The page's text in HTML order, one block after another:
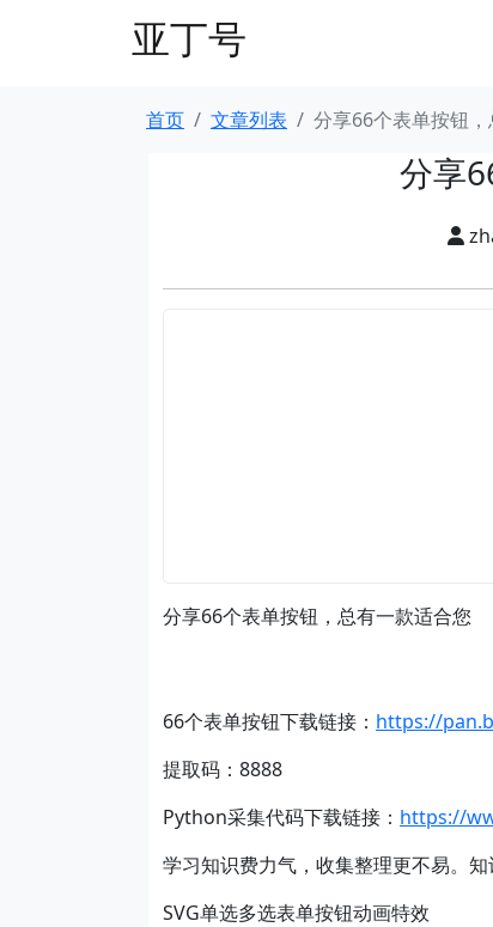
亚丁号
首页 文章列表 分享66个表单按钮
分享
分享66个表单按钮，总有一款适合您
66个表单按钮下载链接： https://
提取码：8888
Python采集代码下载链接： https://
学习知识费力气，收集整理更不易。知
SVG单选多选表单按钮动画特效